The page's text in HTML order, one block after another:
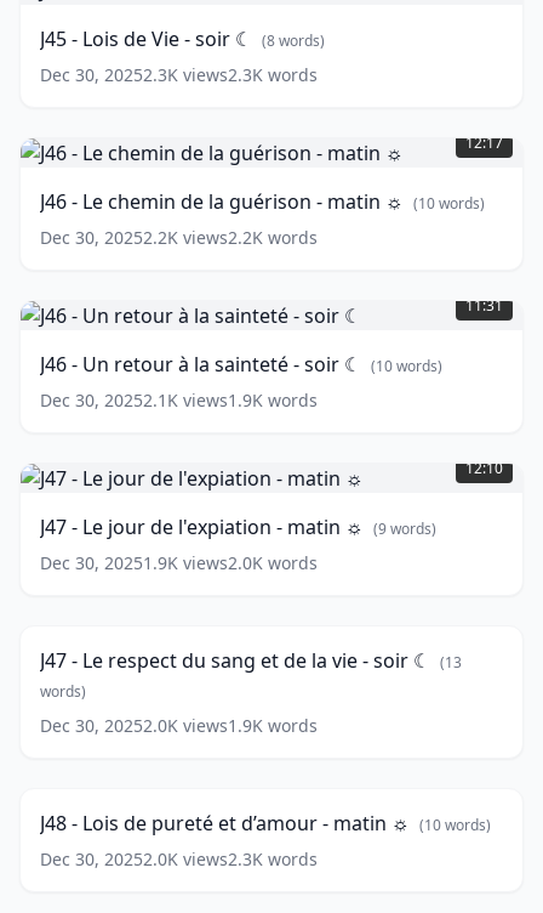
Vie
words)
J45 - Lois de Vie - soir ☾ (8words)
Dec 30, 20252.3K views2.3K words
-
Le
de
la
matin
☼
words)
12:17
J46 - Le chemin de la guérison - matin ☼ (10words)
Dec 30, 20252.2K views2.2K words
-
Un
à
la
soir
☾
words)
11:31
J46 - Un retour à la sainteté - soir ☾ (10words)
Dec 30, 20252.1K views1.9K words
-
Le
de
l'expiation
words)
12:10
J47 - Le jour de l'expiation - matin ☼ (9words)
Dec 30, 20251.9K views2.0K words
J47
du
sang
et
de
soir
☾ (13
J47 - Le respect du sang et de la vie - soir ☾ (13
words)
Dec 30, 20252.0K views1.9K words
J48
pureté
et
J48 - Lois de pureté et d’amour - matin ☼ (10words)
Dec 30, 20252.0K views2.3K words